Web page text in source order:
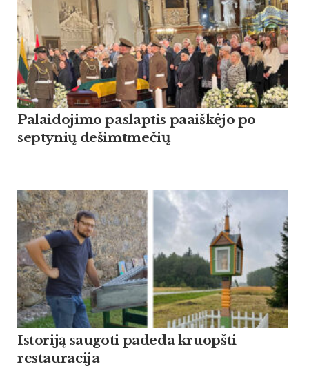
Palaidojimo paslaptis paaiškėjo po
septynių dešimtmečių
Istoriją saugoti padeda kruopšti
restauracija